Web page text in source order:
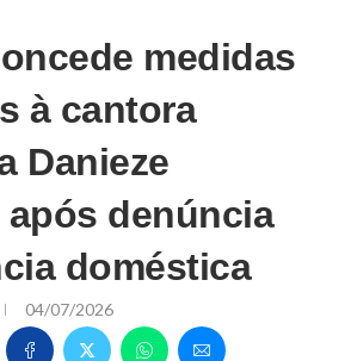
medidas
à cantora
Danieze
denúncia
doméstica
04/07/2026